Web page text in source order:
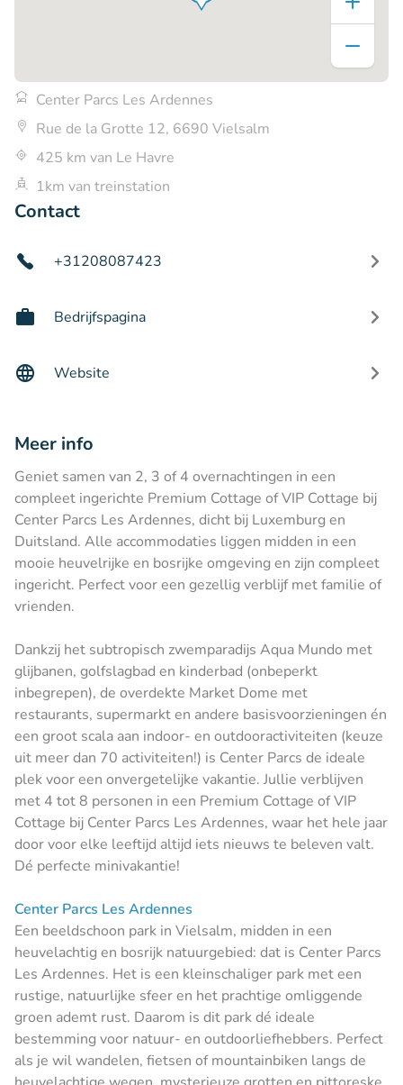
Center Parcs Les Ardennes
Rue de la Grotte 12, 6690 Vielsalm
425 km van Le Havre
1km van treinstation
Contact
+31208087423
Bedrijfspagina
Website
Meer info
Geniet samen van 2, 3 of 4 overnachtingen in een
compleet ingerichte Premium Cottage of VIP Cottage bij
Center Parcs Les Ardennes, dicht bij Luxemburg en
Duitsland. Alle accommodaties liggen midden in een
mooie heuvelrijke en bosrijke omgeving en zijn compleet
ingericht. Perfect voor een gezellig verblijf met familie of
vrienden.
Dankzij het subtropisch zwemparadijs Aqua Mundo met
glijbanen, golfslagbad en kinderbad (onbeperkt
inbegrepen), de overdekte Market Dome met
restaurants, supermarkt en andere basisvoorzieningen én
een groot scala aan indoor- en outdooractiviteiten (keuze
uit meer dan 70 activiteiten!) is Center Parcs de ideale
plek voor een onvergetelijke vakantie. Jullie verblijven
met 4 tot 8 personen in een Premium Cottage of VIP
Cottage bij Center Parcs Les Ardennes, waar het hele jaar
door voor elke leeftijd altijd iets nieuws te beleven valt.
Dé perfecte minivakantie!
Center Parcs Les Ardennes
Een beeldschoon park in Vielsalm, midden in een
heuvelachtig en bosrijk natuurgebied: dat is Center Parcs
Les Ardennes. Het is een kleinschaliger park met een
rustige, natuurlijke sfeer en het prachtige omliggende
groen ademt rust. Daarom is dit park dé ideale
bestemming voor natuur- en outdoorliefhebbers. Perfect
als je wil wandelen, fietsen of mountainbiken langs de